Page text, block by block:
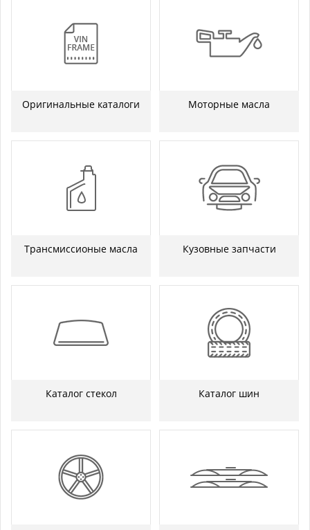
Оригинальные каталоги Моторные масла
Трансмиссионые масла Кузовные запчасти
Каталог стекол Каталог шин